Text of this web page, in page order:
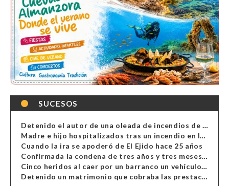
SUCESOS
Detenido el autor de una oleada de incendios de contenedores en Almería
Madre e hijo hospitalizados tras un incendio en la cocina de una vivienda en Almería
Cuando la ira se apoderó de El Ejido hace 25 años
Confirmada la condena de tres años y tres meses al hombre de Antas acusado de xenofobia
Cinco heridos al caer por un barranco un vehículo en Alcolea
Detenido un matrimonio que cobraba las prestaciones de ilegales en Almería, Granada, Málaga, Huelva y Murcia